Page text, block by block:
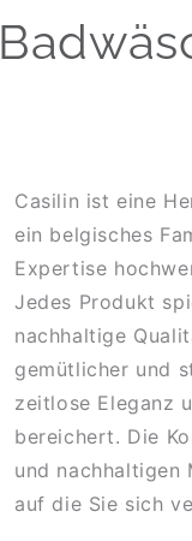
Casilin ist eine
ein belgisches
Expertise
Jedes Produkt
nachhaltige
gemütlicher und
zeitlose Eleganz
bereichert. Die
und nachhaltigen
auf die Sie sich